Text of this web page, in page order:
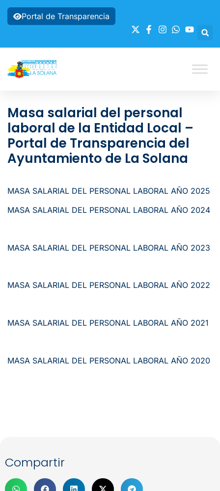
Portal de Transparencia
Masa salarial del personal
laboral de la Entidad Local –
Portal de Transparencia del
Ayuntamiento de La Solana
MASA SALARIAL DEL PERSONAL LABORAL AÑO 2025
MASA SALARIAL DEL PERSONAL LABORAL AÑO 2024
MASA SALARIAL DEL PERSONAL LABORAL AÑO 2023
MASA SALARIAL DEL PERSONAL LABORAL AÑO 2022
MASA SALARIAL DEL PERSONAL LABORAL AÑO 2021
MASA SALARIAL DEL PERSONAL LABORAL AÑO 2020
Compartir